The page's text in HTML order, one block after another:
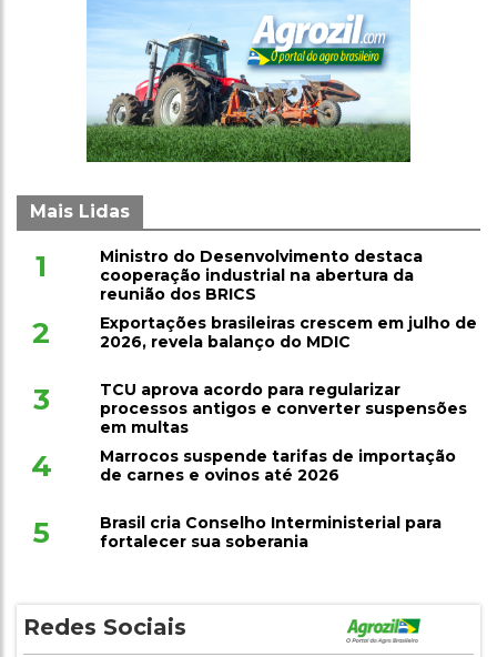
Mais Lidas
1
Ministro do Desenvolvimento destaca
cooperação industrial na abertura da
reunião dos BRICS
2
Exportações brasileiras crescem em julho de
2026, revela balanço do MDIC
3
TCU aprova acordo para regularizar
processos antigos e converter suspensões
em multas
4
Marrocos suspende tarifas de importação
de carnes e ovinos até 2026
5
Brasil cria Conselho Interministerial para
fortalecer sua soberania
Redes Sociais